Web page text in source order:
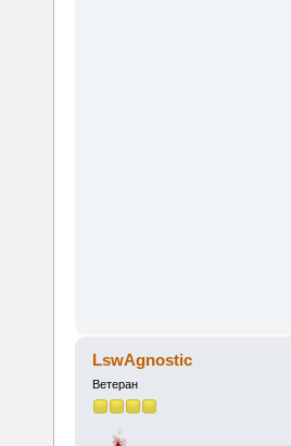
LswAgnostic
Ветеран